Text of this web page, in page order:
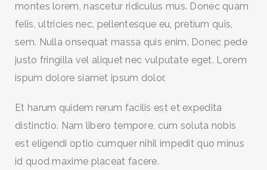
montes lorem, nascetur ridiculus mus. Donec quam
felis, ultricies nec, pellentesque eu, pretium quis,
sem. Nulla onsequat massa quis enim. Donec pede
justo fringilla vel aliquet nec vulputate eget. Lorem
ispum dolore siamet ipsum dolor.
Et harum quidem rerum facilis est et expedita
distinctio. Nam libero tempore, cum soluta nobis
est eligendi optio cumquer nihil impedit quo minus
id quod maxime placeat facere.